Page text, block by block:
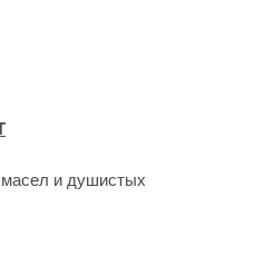
масел и душистых